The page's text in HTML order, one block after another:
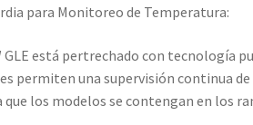
para Monitoreo de Temperatura:
GLE está pertrechado con
permiten una supervisión continua
los modelos se contengan en los